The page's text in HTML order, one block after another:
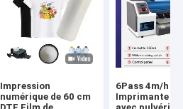
Impression
numérique de 60 cm
6Pass 4m/h
Imprimante